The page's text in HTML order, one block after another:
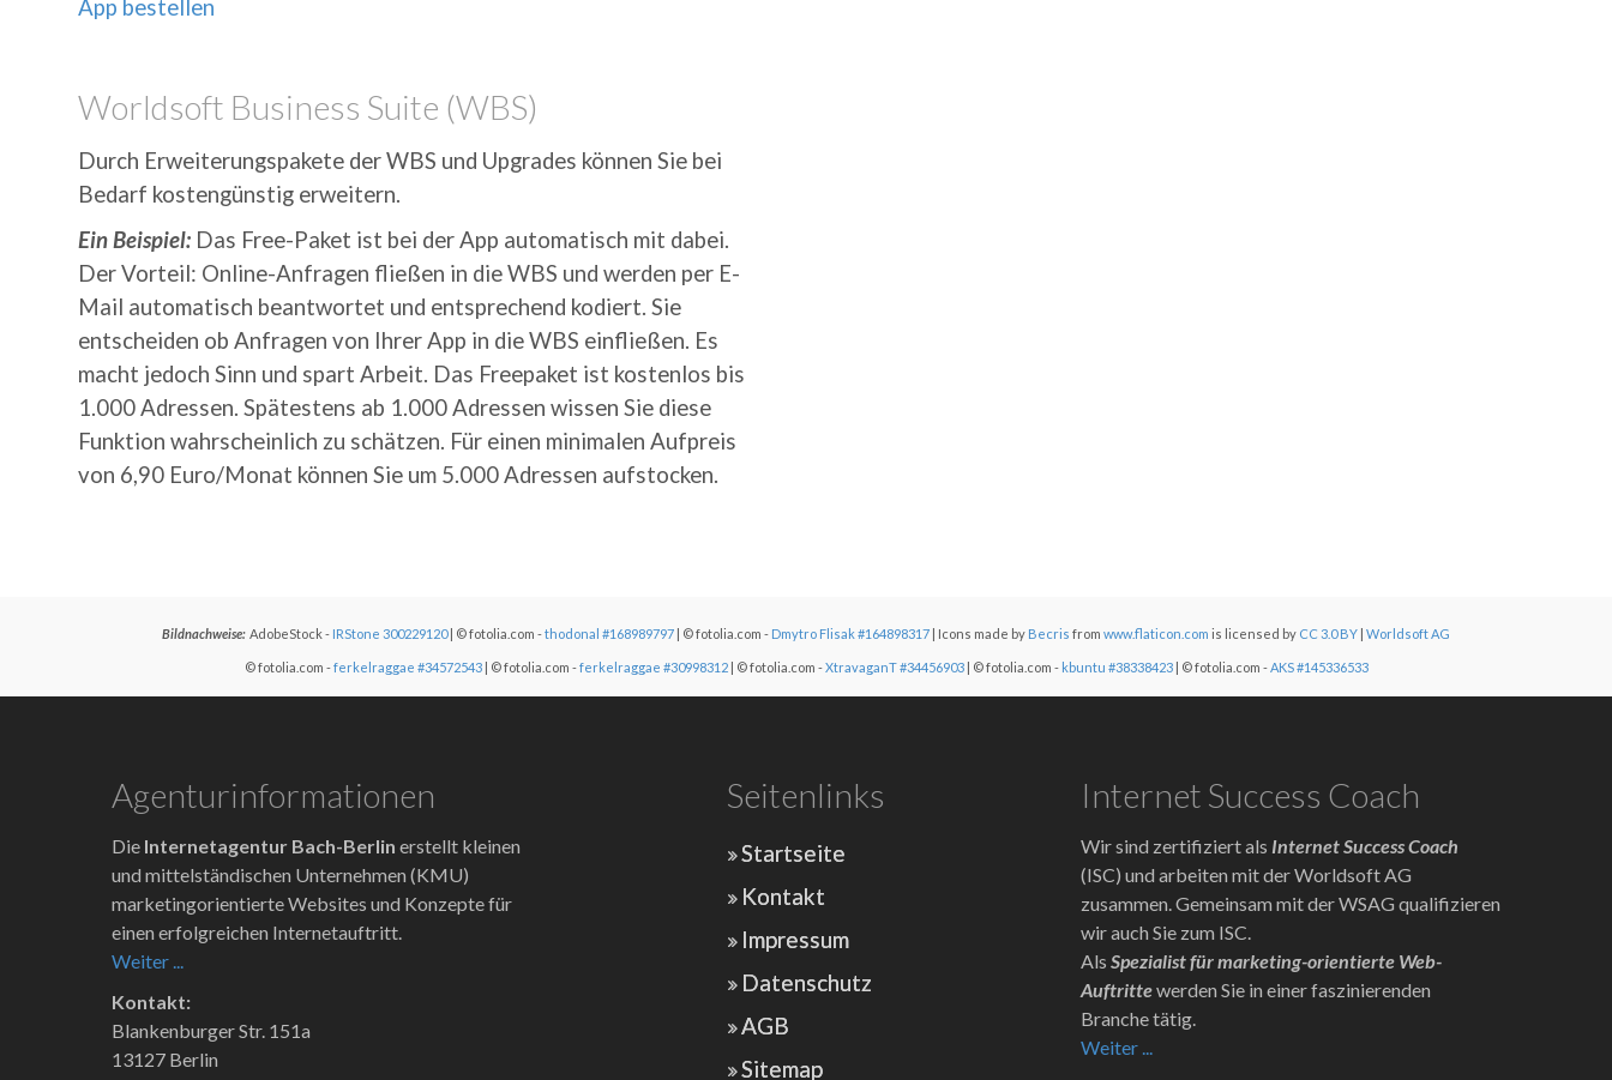
App bestellen
Worldsoft Business Suite (WBS)
Durch Erweiterungspakete der WBS und Upgrades können Sie bei
Bedarf kostengünstig erweitern.
Ein Beispiel: Das Free-Paket ist bei der App automatisch mit dabei.
Der Vorteil: Online-Anfragen fließen in die WBS und werden per E-
Mail automatisch beantwortet und entsprechend kodiert. Sie
entscheiden ob Anfragen von Ihrer App in die WBS einfließen. Es
macht jedoch Sinn und spart Arbeit. Das Freepaket ist kostenlos bis
1.000 Adressen. Spätestens ab 1.000 Adressen wissen Sie diese
Funktion wahrscheinlich zu schätzen. Für einen minimalen Aufpreis
von 6,90 Euro/Monat können Sie um 5.000 Adressen aufstocken.
Bildnachweise:AdobeStock - IRStone 300229120| © fotolia.com -thodonal #168989797 | © fotolia.com - Dmytro Flisak #164898317 | Icons made by Becris from www.flaticon.com is licensed by CC 3.0 BY | Worldsoft AG
© fotolia.com -ferkelraggae #34572543| © fotolia.com -ferkelraggae #30998312| © fotolia.com -XtravaganT #34456903| © fotolia.com - kbuntu #38338423| © fotolia.com -AKS #145336533
Agenturinformationen
Die Internetagentur Bach-Berlin erstellt kleinen
und mittelständischen Unternehmen (KMU)
marketingorientierte Websites und Konzepte für
einen erfolgreichen Internetauftritt.
Weiter ...
Kontakt:
Blankenburger Str. 151a
13127 Berlin
Seitenlinks
Startseite
Kontakt
Impressum
Datenschutz
AGB
Sitemap
Internet Success Coach
Wir sind zertifiziert als Internet Success Coach
(ISC) und arbeiten mit der Worldsoft AG
zusammen. Gemeinsam mit der WSAG qualifizieren
wir auch Sie zum ISC.
Als Spezialist für marketing-orientierte Web-
Auftrittewerden Sie in einer faszinierenden
Branche tätig.
Weiter ...